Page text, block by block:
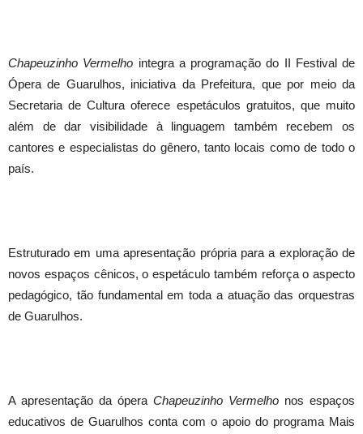
Chapeuzinho Vermelho integra a programação do II Festival de
Ópera de Guarulhos, iniciativa da Prefeitura, que por meio da
Secretaria de Cultura oferece espetáculos gratuitos, que muito
além de dar visibilidade à linguagem também recebem os
cantores e especialistas do gênero, tanto locais como de todo o
país.
Estruturado em uma apresentação própria para a exploração de
novos espaços cênicos, o espetáculo também reforça o aspecto
pedagógico, tão fundamental em toda a atuação das orquestras
de Guarulhos.
A apresentação da ópera Chapeuzinho Vermelho nos espaços
educativos de Guarulhos conta com o apoio do programa Mais